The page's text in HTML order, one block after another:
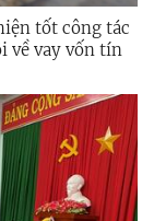
tốt công tác
về vay vốn tín